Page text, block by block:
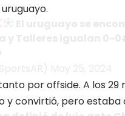
por offside. A los 29
y convirtió, pero